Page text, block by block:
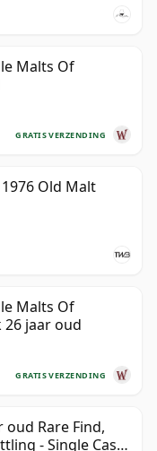
Malts Of
GRATIS VERZENDING
Old Malt
Malts Of
26 jaar oud
GRATIS VERZENDING
oud Rare Find,
- Single Cask